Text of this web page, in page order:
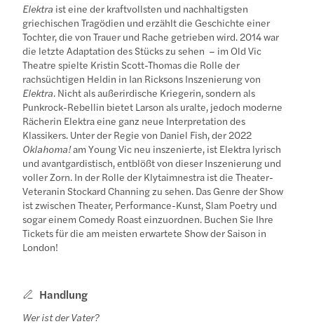
Elektra ist eine der kraftvollsten und nachhaltigsten
griechischen Tragödien und erzählt die Geschichte einer
Tochter, die von Trauer und Rache getrieben wird. 2014 war
die letzte Adaptation des Stücks zu sehen – im Old Vic
Theatre spielte Kristin Scott-Thomas die Rolle der
rachsüchtigen Heldin in Ian Ricksons Inszenierung von
Elektra. Nicht als außerirdische Kriegerin, sondern als
Punkrock-Rebellin bietet Larson als uralte, jedoch moderne
Rächerin Elektra eine ganz neue Interpretation des
Klassikers. Unter der Regie von Daniel Fish, der 2022
Oklahoma!am Young Vic neu inszenierte, ist Elektra lyrisch
und avantgardistisch, entblößt von dieser Inszenierung und
voller Zorn. In der Rolle der Klytaimnestra ist die Theater-
Veteranin Stockard Channing zu sehen. Das Genre der Show
ist zwischen Theater, Performance-Kunst, Slam Poetry und
sogar einem Comedy Roast einzuordnen. Buchen Sie Ihre
Tickets für die am meisten erwartete Show der Saison in
London!
Handlung
Wer ist der Vater?